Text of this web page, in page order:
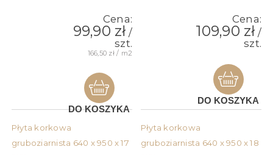
Cena:
99,90 zł/
szt.
166,50 zł / m2
DO KOSZYKA
Cena:
109,90 zł/
szt.
DO KOSZYKA
Płyta korkowa
gruboziarnista 640 x 950 x 17
Płyta korkowa
gruboziarnista 640 x 950 x 18